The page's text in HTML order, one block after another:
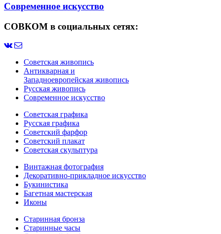
Современное искусство
СОВКОМ в социальных сетях:
Советская живопись
Антикварная и
Западноевропейская живопись
Русская живопись
Современное искусство
Советская графика
Русская графика
Советский фарфор
Советский плакат
Советская скульптура
Винтажная фотография
Декоративно-прикладное искусство
Букинистика
Багетная мастерская
Иконы
Старинная бронза
Старинные часы